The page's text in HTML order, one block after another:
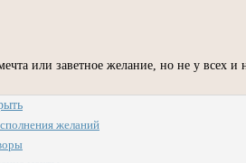
или заветное желание, но не у всех
желаний